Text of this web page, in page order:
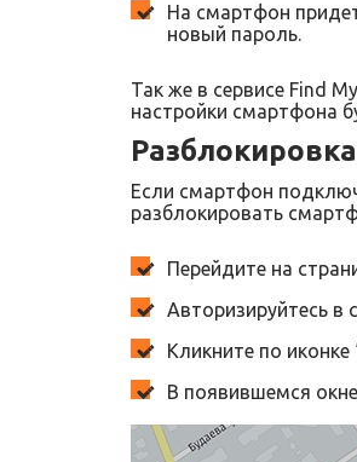
На смартфон
новый пароль.
Так же в сервисе Find
настройки смартфона
Если смартфон
разблокировать
Перейдите на
Авторизируйтесь в
Кликните по иконке
В появившемся